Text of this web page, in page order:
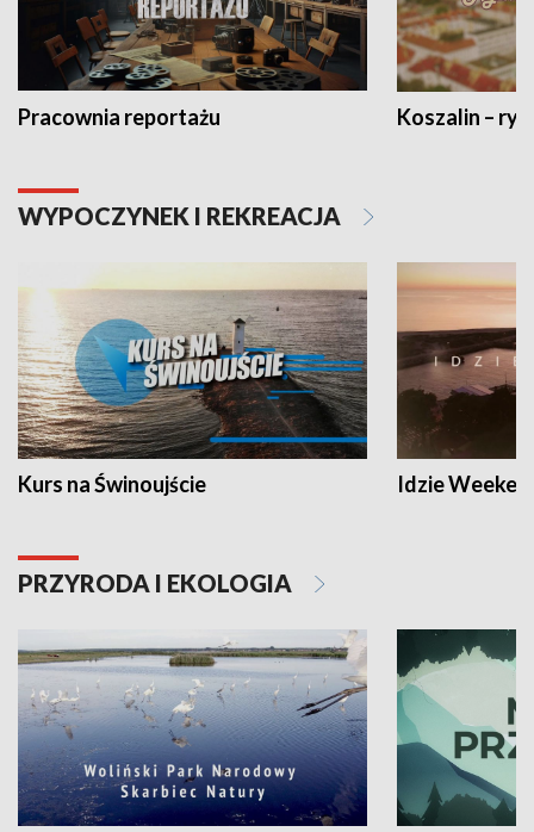
Pracownia reportażu Koszalin –
WYPOCZYNEK I REKREACJA
Kurs na Świnoujście Idzie
PRZYRODA I EKOLOGIA